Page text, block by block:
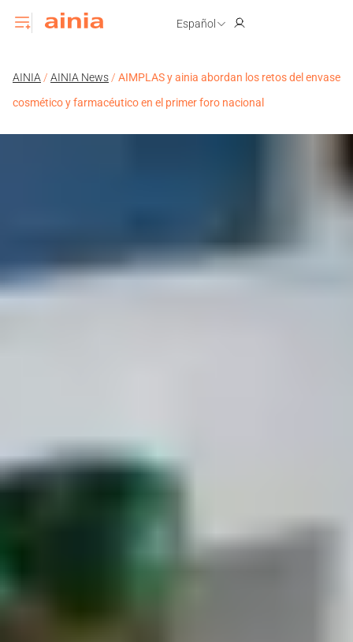
Español
AINIA / AINIA News / AIMPLAS y ainia abordan los retos del envase
cosmético y farmacéutico en el primer foro nacional